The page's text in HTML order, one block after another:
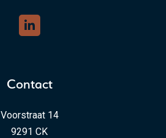
Contact
Voorstraat 14
9291 CK